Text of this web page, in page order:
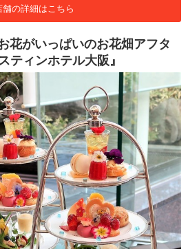
舗の詳細はこちら
花がいっぱいのお花畑アフタ
ティンホテル大阪』